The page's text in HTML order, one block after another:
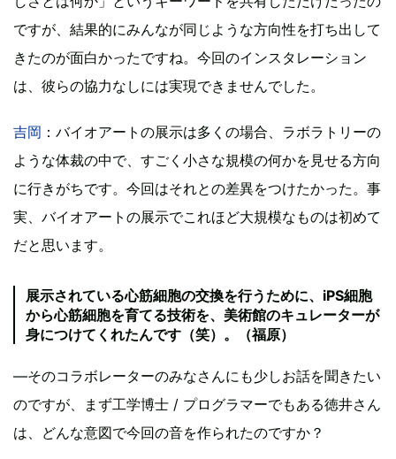
ですが、結果的にみんなが同じような方向性を打ち出して
きたのが面白かったですね。今回のインスタレーション
は、彼らの協力なしには実現できませんでした。
吉岡 ：バイオアートの展示は多くの場合、ラボラトリーの
ような体裁の中で、すごく小さな規模の何かを見せる方向
に行きがちです。今回はそれとの差異をつけたかった。事
実、バイオアートの展示でこれほど大規模なものは初めて
だと思います。
展示されている心筋細胞の交換を行うために、iPS細胞
から心筋細胞を育てる技術を、美術館のキュレーターが
身につけてくれたんです（笑）。（福原）
―そのコラボレーターのみなさんにも少しお話を聞きたい
のですが、まず工学博士 / プログラマーでもある徳井さん
は、どんな意図で今回の音を作られたのですか？